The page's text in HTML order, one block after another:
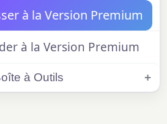
à la Version Premium
à la Version Premium
à Outils